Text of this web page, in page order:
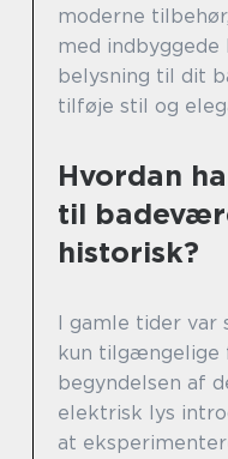
moderne
med
belysning til dit
tilføje stil og
Hvordan
til
historisk?
I gamle tider
kun tilgængelige
begyndelsen af
elektrisk lys
at